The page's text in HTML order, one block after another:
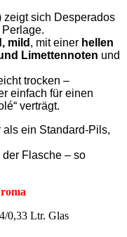
zeigt sich Desperados
mild , mit einer hellen
Limettennoten und
trocken –
einfach für einen
verträgt.
als ein Standard‑Pils,
Flasche – so
0,33 Ltr. Glas